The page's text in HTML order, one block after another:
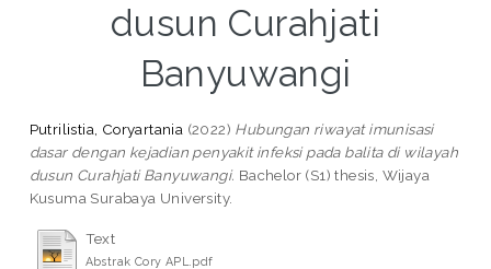
dusun Curahjati
Banyuwangi
Putrilistia, Coryartania (2022) Hubungan riwayat imunisasi
dasar dengan kejadian penyakit infeksi pada balita di wilayah
dusun Curahjati Banyuwangi. Bachelor (S1) thesis, Wijaya
Kusuma Surabaya University.
Text
Abstrak Cory APL.pdf